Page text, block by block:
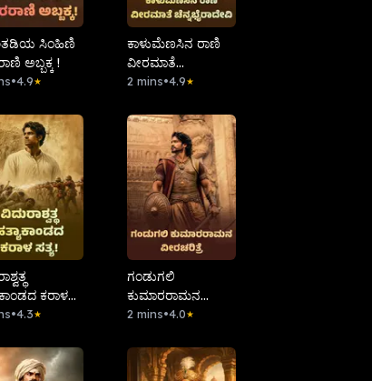
ಸಿಂಹಿಣಿ
ಅಬ್ಬಕ್ಕ !
•4.9★
ಕಾಳುಮೆಣಸಿನ ರಾಣಿ
ವೀರಮಾತೆ
ಚೆನ್ನಭೈರಾದೇವಿ
2 mins•4.9★
ಕರಾಳ
•4.3★
ಗಂಡುಗಲಿ
ಕುಮಾರರಾಮನ
ವೀರಚರಿತ್ರೆ
2 mins•4.0★